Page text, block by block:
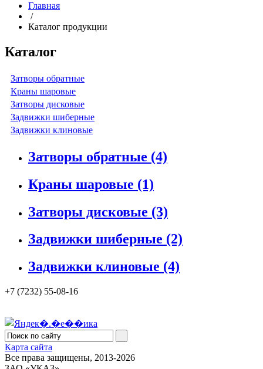
Главная
/
Каталог продукции
Каталог
Затворы обратные
Краны шаровые
Затворы дисковые
Задвижки шиберные
Задвижки клиновые
Затворы обратные (4)
Краны шаровые (1)
Затворы дисковые (3)
Задвижки шиберные (2)
Задвижки клиновые (4)
+7 (7232) 55-08-16
Карта сайта
Все права защищены, 2013-2026